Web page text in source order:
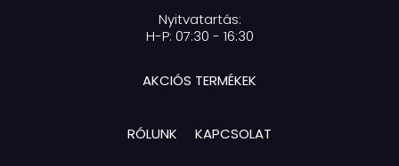
Nyitvatartás:
H-P: 07:30 - 16:30
AKCIÓS TERMÉKEK
RÓLUNK KAPCSOLAT